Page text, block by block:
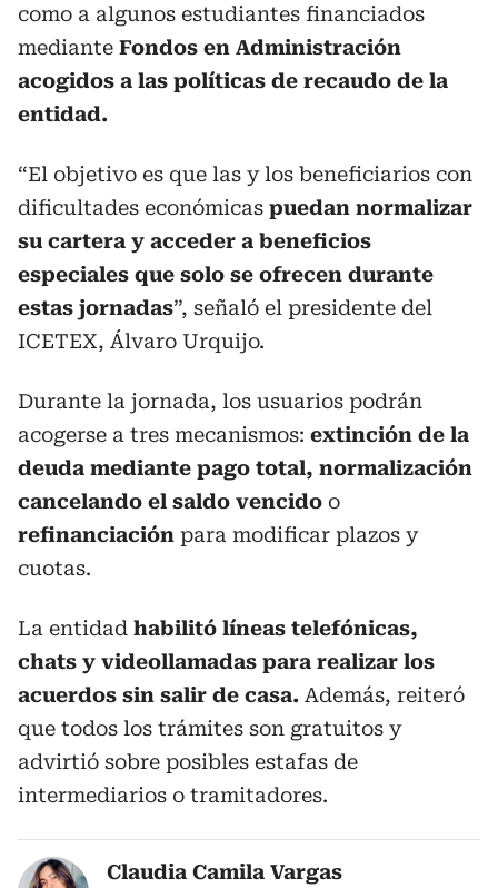
como a algunos estudiantes financiados
mediante Fondos en Administración
acogidos a las políticas de recaudo de la
entidad.
“El objetivo es que las y los beneficiarios con
dificultades económicas puedan normalizar
su cartera y acceder a beneficios
especiales que solo se ofrecen durante
estas jornadas”, señaló el presidente del
ICETEX, Álvaro Urquijo.
Durante la jornada, los usuarios podrán
acogerse a tres mecanismos: extinción de la
deuda mediante pago total, normalización
cancelando el saldo vencido o
refinanciación para modificar plazos y
cuotas.
La entidad habilitó líneas telefónicas,
chats y videollamadas para realizar los
acuerdos sin salir de casa. Además, reiteró
que todos los trámites son gratuitos y
advirtió sobre posibles estafas de
intermediarios o tramitadores.
Claudia Camila Vargas